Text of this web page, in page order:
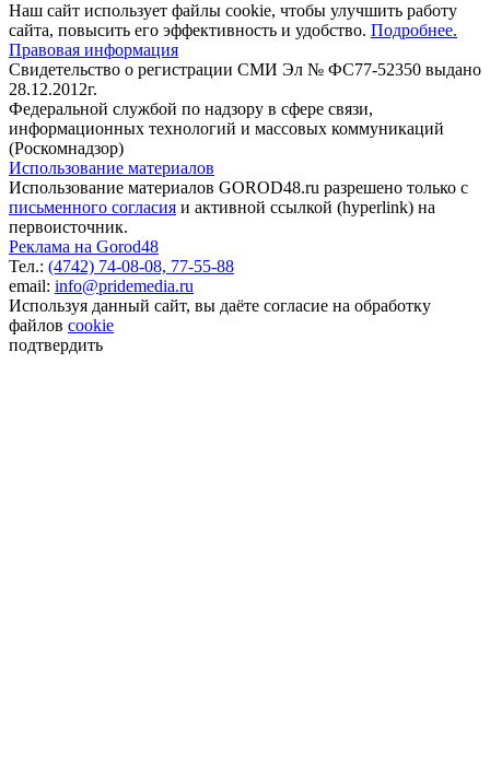
Наш сайт использует файлы cookie, чтобы улучшить работу
сайта, повысить его эффективность и удобство. Подробнее.
Правовая информация
Свидетельство о регистрации СМИ Эл № ФС77-52350 выдано
28.12.2012г.
Федеральной службой по надзору в сфере связи,
информационных технологий и массовых коммуникаций
(Роскомнадзор)
Использование материалов
Использование материалов GOROD48.ru разрешено только с
письменного согласия и активной ссылкой (hyperlink) на
первоисточник.
Реклама на Gorod48
Тел.: (4742) 74-08-08, 77-55-88
email: info@pridemedia.ru
Используя данный сайт, вы даёте согласие на обработку
файлов cookie
подтвердить